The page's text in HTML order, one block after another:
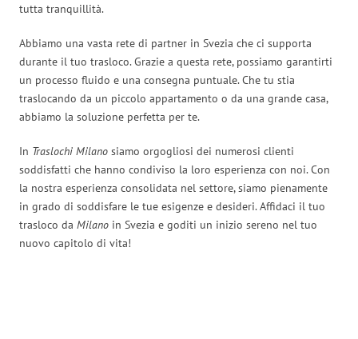
tutta tranquillità.
Abbiamo una vasta rete di partner in Svezia che ci supporta
durante il tuo trasloco. Grazie a questa rete, possiamo garantirti
un processo fluido e una consegna puntuale. Che tu stia
traslocando da un piccolo appartamento o da una grande casa,
abbiamo la soluzione perfetta per te.
In Traslochi Milano siamo orgogliosi dei numerosi clienti
soddisfatti che hanno condiviso la loro esperienza con noi. Con
la nostra esperienza consolidata nel settore, siamo pienamente
in grado di soddisfare le tue esigenze e desideri. Affidaci il tuo
trasloco da Milano in Svezia e goditi un inizio sereno nel tuo
nuovo capitolo di vita!